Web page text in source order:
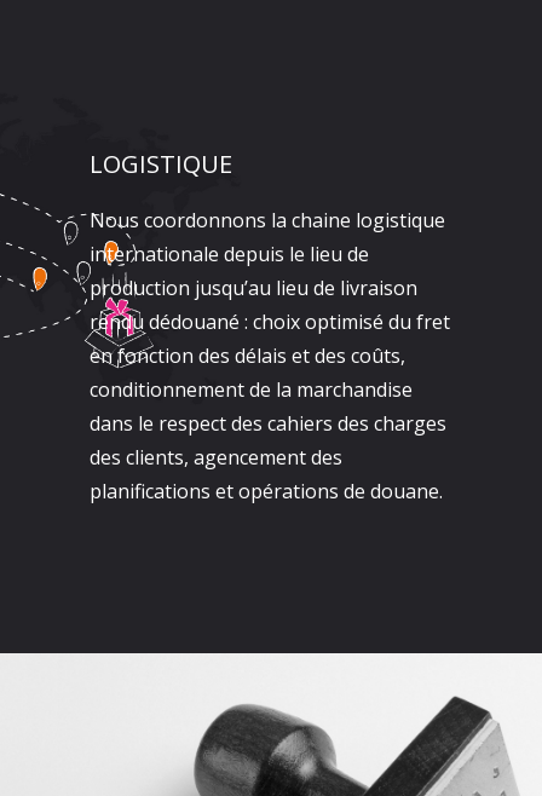
LOGISTIQUE
Nous coordonnons la chaine logistique
internationale depuis le lieu de
production jusqu’au lieu de livraison
rendu dédouané : choix optimisé du fret
en fonction des délais et des coûts,
conditionnement de la marchandise
dans le respect des cahiers des charges
des clients, agencement des
planifications et opérations de douane.